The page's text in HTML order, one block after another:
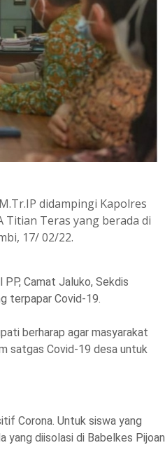
didampingi Kapolres
Titian Teras yang berada di
17/ 02/22.
Camat Jaluko, Sekdis
terpapar Covid-19.
berharap agar masyarakat
satgas Covid-19 desa untuk
Corona. Untuk siswa yang
yang diisolasi di Babelkes Pijoan